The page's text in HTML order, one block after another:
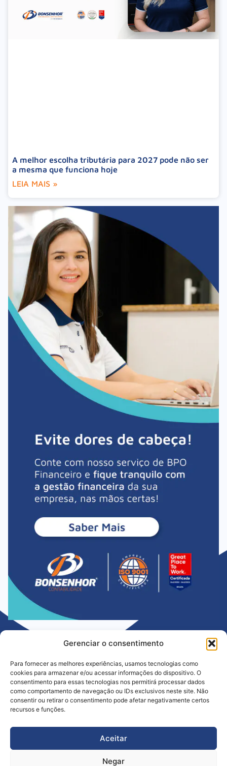
Gerenciar o consentimento
Para fornecer as melhores experiências, usamos tecnologias como
cookies para armazenar e/ou acessar informações do dispositivo. O
consentimento para essas tecnologias nos permitirá processar dados
como comportamento de navegação ou IDs exclusivos neste site. Não
consentir ou retirar o consentimento pode afetar negativamente certos
recursos e funções.
Aceitar
Negar
A melhor escolha tributária para 2027 pode não ser
a mesma que funciona hoje
LEIA MAIS »
Há mais de 35 anos ajudando empresas a crescer com segurança e
gestão e fortalecer o futuro do seu negócio.
CRC PR 005900/O
POLÍTICA DE QUALIDADE